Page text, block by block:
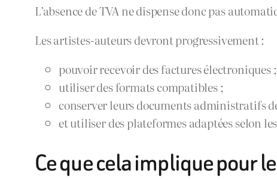
L’absence de TVA ne dispense donc pas
Les artistes-auteurs devront progressivement :
pouvoir recevoir des factures électroniques ;
utiliser des formats compatibles ;
conserver leurs documents administratifs
et utiliser des plateformes adaptées selon
Ce que cela implique pour